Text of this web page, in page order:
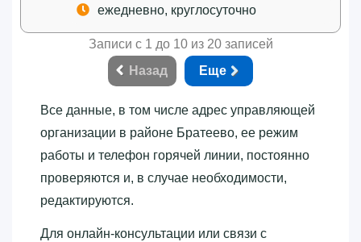
ежедневно, круглосуточно
Записи с 1 до 10 из 20 записей
Назад
Еще
Все данные, в том числе адрес управляющей
организации в районе Братеево, ее режим
работы и телефон горячей линии, постоянно
проверяются и, в случае необходимости,
редактируются.
Для онлайн-консультации или связи с